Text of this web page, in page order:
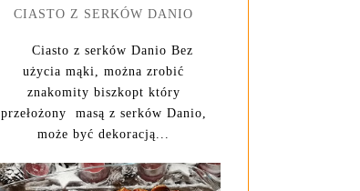
CIASTO Z SERKÓW DANIO
Ciasto z serków Danio Bez
użycia mąki, można zrobić
znakomity biszkopt który
przełożony masą z serków Danio,
może być dekoracją...